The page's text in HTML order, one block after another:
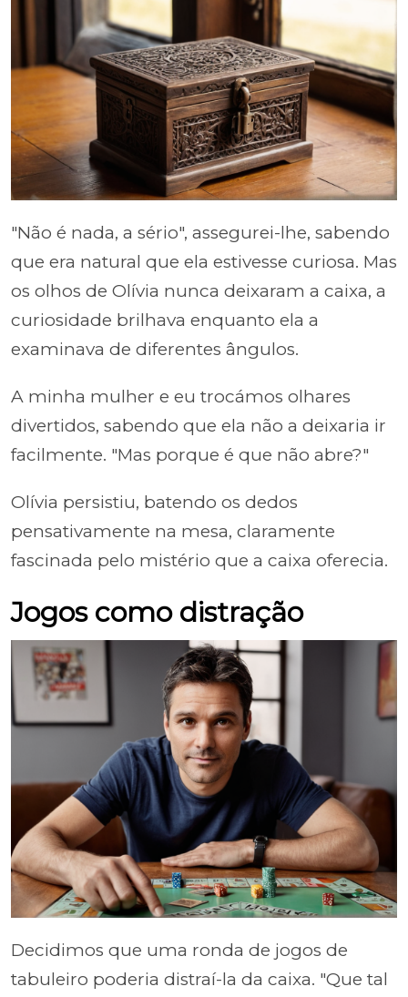
"Não é nada, a sério", assegurei-lhe, sabendo
que era natural que ela estivesse curiosa. Mas
os olhos de Olívia nunca deixaram a caixa, a
curiosidade brilhava enquanto ela a
examinava de diferentes ângulos.
A minha mulher e eu trocámos olhares
divertidos, sabendo que ela não a deixaria ir
facilmente. "Mas porque é que não abre?"
Olívia persistiu, batendo os dedos
pensativamente na mesa, claramente
fascinada pelo mistério que a caixa oferecia.
Jogos como distração
Decidimos que uma ronda de jogos de
tabuleiro poderia distraí-la da caixa. "Que tal